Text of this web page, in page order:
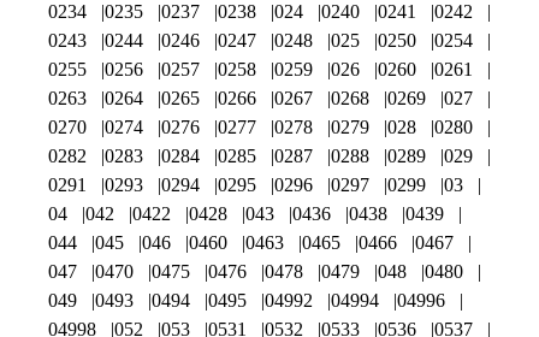
0234
0235 0237 0238 024 0240 0241
0242
0243
0244 0246 0247 0248 025 0250
0254
0255
0256 0257 0258 0259 026 0260
0261
0263
0264 0265 0266 0267 0268 0269
027
0270
0274 0276 0277 0278 0279 028
0280
0282
0283 0284 0285 0287 0288 0289
029
0291
0293 0294 0295 0296 0297 0299
03
04
042 0422 0428 043 0436 0438
0439
044
045 046 0460 0463 0465 0466
0467
047
0470 0475 0476 0478 0479 048
0480
049
0493 0494 0495 04992 04994
04996
04998
052 053 0531 0532 0533 0536 0537